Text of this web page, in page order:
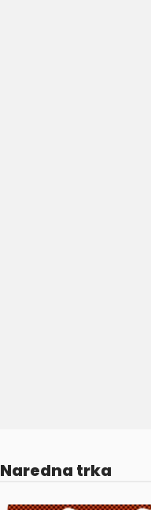
Naredna trka